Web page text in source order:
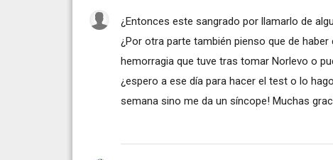
¿Entonces este sangrado por llamarlo de
¿Por otra parte también pienso que de
hemorragia que tuve tras tomar Norlevo o
¿espero a ese día para hacer el test o lo
semana sino me da un síncope! Muchas